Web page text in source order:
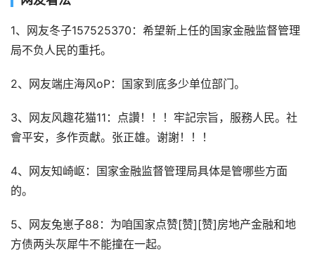
1、网友冬子157525370：希望新上任的国家金融监督管理
局不负人民的重托。
2、网友端庄海风oP：国家到底多少单位部门。
3、网友风趣花猫11：点讚！！！牢記宗旨，服務人民。社
會平安，多作贡獻。张正雄。谢謝！！！
4、网友知崎岖：国家金融监督管理局具体是管哪些方面
的。
5、网友兔崽子88：为咱国家点赞[赞][赞]房地产金融和地
方债两头灰犀牛不能撞在一起。